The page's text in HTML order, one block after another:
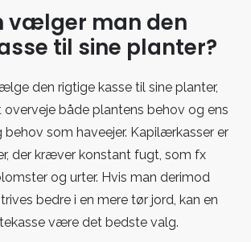
vælger man den
til sine planter?
den rigtige kasse til sine planter,
både plantens behov og ens
behov som haveejer. Kapilærkasser er
der kræver konstant fugt, som fx
og urter. Hvis man derimod
bedre i en mere tør jord, kan en
være det bedste valg.